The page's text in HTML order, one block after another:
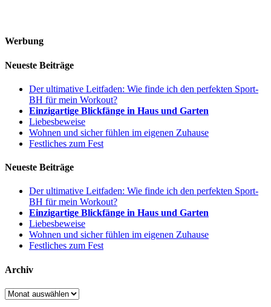
Werbung
Neueste Beiträge
Der ultimative Leitfaden: Wie finde ich den perfekten Sport-
BH für mein Workout?
Einzigartige Blickfänge in Haus und Garten
Liebesbeweise
Wohnen und sicher fühlen im eigenen Zuhause
Festliches zum Fest
Neueste Beiträge
Der ultimative Leitfaden: Wie finde ich den perfekten Sport-
BH für mein Workout?
Einzigartige Blickfänge in Haus und Garten
Liebesbeweise
Wohnen und sicher fühlen im eigenen Zuhause
Festliches zum Fest
Archiv
Archiv